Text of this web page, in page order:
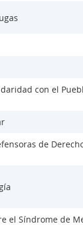
con el
de
el Síndrome de